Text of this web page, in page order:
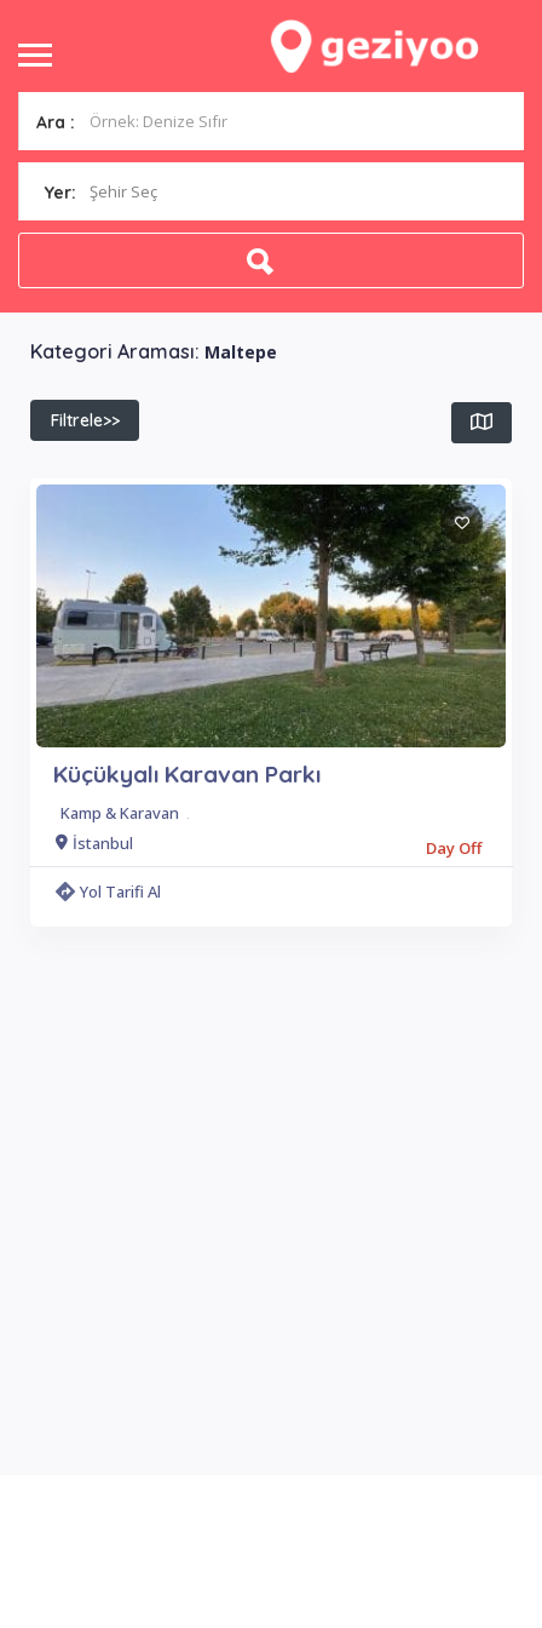
Ara :
Yer: Şehir Seç
Kategori Araması: Maltepe
Filtrele>>
Küçükyalı Karavan Parkı
Kamp & Karavan .
İstanbul
Day Off
Yol Tarifi Al